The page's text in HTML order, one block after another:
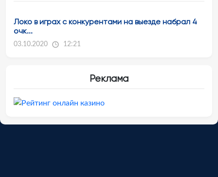
Локо в играх с конкурентами на выезде набрал 4
очк...
03.10.2020 12:21
Реклама